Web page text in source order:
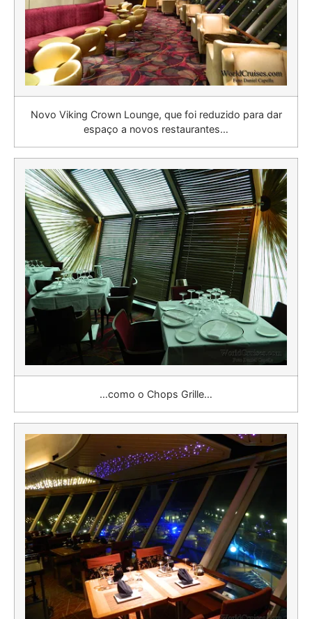
Novo Viking Crown Lounge, que foi reduzido para dar
espaço a novos restaurantes…
…como o Chops Grille…